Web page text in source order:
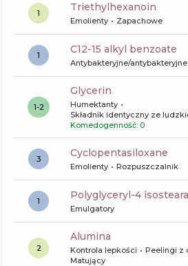
1 triethylhexanoin
Emolienty Zapachowe
1 c12-15 alkyl benzoate
Antybakteryjne/antybakteryjne
1-2
glycerin
Humektanty
Składnik identyczny ze
Komedogenność: 0
3 cyclopentasiloxane
Emolienty Rozpuszczalnik
1 polyglyceryl-4
Emulgatory
2
alumina
Kontrola lepkości
Peelingi z
Matujący